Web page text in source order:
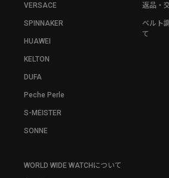
VERSACE
SPINNAKER
HUAWEI
KELTON
DUFA
Peche Perle
S-MEISTER
SONNE
返品・
ベルト
て
WORLD WIDE WATCHについて